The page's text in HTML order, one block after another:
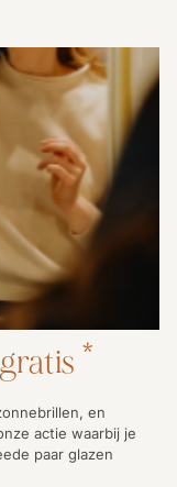
*
en
actie waarbij je
paar glazen